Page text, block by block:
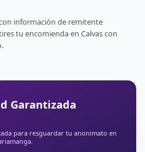
información de remitente
tu encomienda en Calvas con
Garantizada
para resguardar tu anonimato en